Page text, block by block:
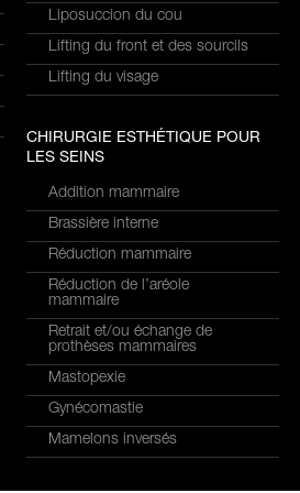
Liposuccion du cou
Lifting du front et des sourcils
Lifting du visage
CHIRURGIE ESTHÉTIQUE POUR
LES SEINS
Addition mammaire
Brassière interne
Réduction mammaire
Réduction de l’aréole
mammaire
Retrait et/ou échange de
prothèses mammaires
Mastopexie
Gynécomastie
Mamelons inversés